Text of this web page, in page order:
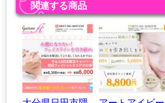
関連する商品